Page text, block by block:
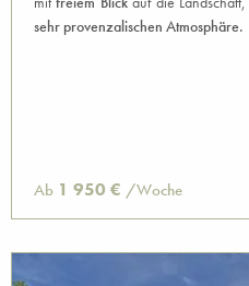
sehr provenzalischen Atmosphäre.
Ab 1 950 € /Woche